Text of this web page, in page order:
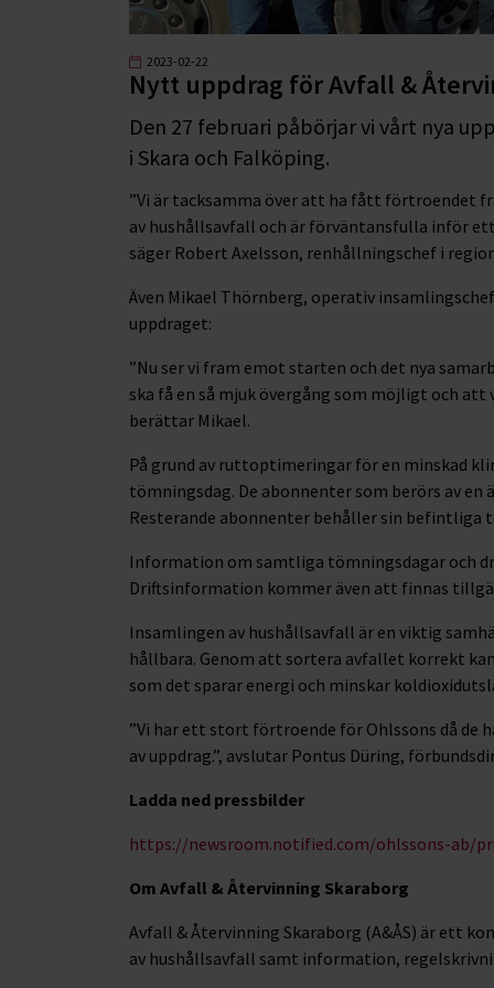
2023-02-22
Nytt uppdrag för Avfall &
Den 27 februari påbörjar vi vårt nya
i Skara och Falköping.
”Vi är tacksamma över att ha fått förtroendet
av hushållsavfall och är förväntansfulla inför ett
säger Robert Axelsson, renhållningschef i
Även Mikael Thörnberg, operativ
uppdraget:
”Nu ser vi fram emot starten och det nya
ska få en så mjuk övergång som möjligt och att
berättar Mikael.
På grund av ruttoptimeringar för en minskad
tömningsdag. De abonnenter som berörs av
Resterande abonnenter behåller sin befintliga
Information om samtliga tömningsdagar och
Driftsinformation kommer även att finnas
Insamlingen av hushållsavfall är en viktig
hållbara. Genom att sortera avfallet korrekt
som det sparar energi och minskar
”Vi har ett stort förtroende för Ohlssons då de
av uppdrag.”, avslutar Pontus Düring,
Ladda ned pressbilder
https://newsroom.notified.com/ohlssons-ab/
Om Avfall & Återvinning Skaraborg
Avfall & Återvinning Skaraborg (A&ÅS) är ett
av hushållsavfall samt information,